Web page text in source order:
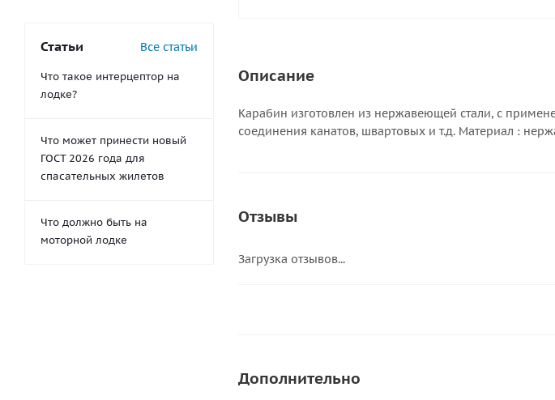
Описание
Карабин изготовлен из нержавеющей стали, с
соединения канатов, швартовых и т.д. Материал :
Отзывы
Загрузка отзывов...
Дополнительно
Статьи Все статьи
Что такое интерцептор на
лодке?
Что может принести новый
ГОСТ 2026 года для
спасательных жилетов
Что должно быть на
моторной лодке